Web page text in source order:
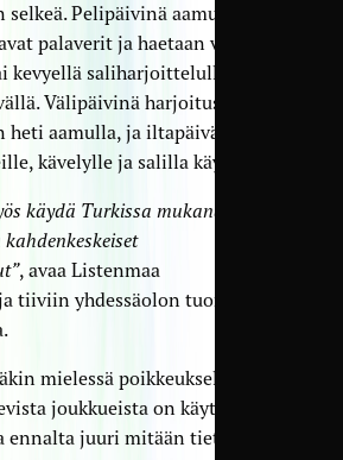
Pelipäivinä aamuisin
palaverit ja haetaan virettä
kevyellä saliharjoittelulla, ja peli
Välipäivinä harjoituskentälle
heti aamulla, ja iltapäivä on
kävelylle ja salilla käymiselle.
käydä Turkissa mukana olevien
, avaa Listenmaa
tiiviin yhdessäolon tuomia
mielessä poikkeuksellinen,
joukkueista on käytännössä
ennalta juuri mitään tietoa.